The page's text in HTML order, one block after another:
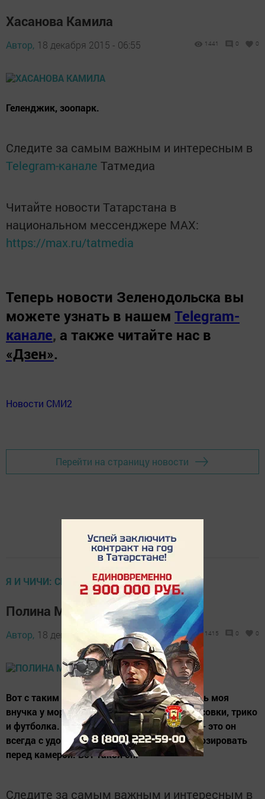
Хасанова Камила
Автор, 18 декабря 2015 - 06:55 1441 0 0
Геленджик, зоопарк.
Следите за самым важным и интересным в
Telegram-канале Татмедиа
Читайте новости Татарстана в
национальном мессенджере MАХ:
https://max.ru/tatmedia
Теперь новости Зеленодольска вы
можете узнать в нашем Telegram-
канале, а также читайте нас в
«Дзен».
Новости СМИ2
Перейти на страницу новости
Я И ЧИЧИ: СМОТРИМСЯ ОТЛИЧНО
Полина Маркова
Автор, 18 декабря 2015 - 06:39 1415 0 0
Вот с таким весёлым парнем познакомилась моя
внучка у моря. Одет очень спортивно: кроссовки, трико
и футболка. А покривляется и подразнится - это он
всегда с удовольсвтием. А еще: нравится позировать
перед камерой. Вот такой он!
Следите за самым важным и интересным в